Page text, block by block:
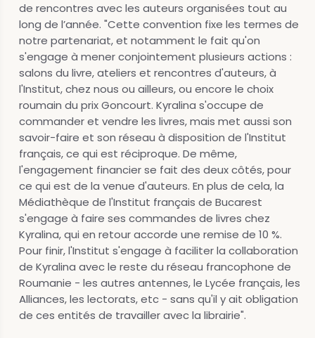
de rencontres avec les auteurs organisées tout au
long de l’année. "Cette convention fixe les termes de
notre partenariat, et notamment le fait qu'on
s'engage à mener conjointement plusieurs actions :
salons du livre, ateliers et rencontres d'auteurs, à
l'Institut, chez nous ou ailleurs, ou encore le choix
roumain du prix Goncourt. Kyralina s'occupe de
commander et vendre les livres, mais met aussi son
savoir-faire et son réseau à disposition de l'Institut
français, ce qui est réciproque. De même,
l'engagement financier se fait des deux côtés, pour
ce qui est de la venue d'auteurs. En plus de cela, la
Médiathèque de l'Institut français de Bucarest
s'engage à faire ses commandes de livres chez
Kyralina, qui en retour accorde une remise de 10 %.
Pour finir, l'Institut s'engage à faciliter la collaboration
de Kyralina avec le reste du réseau francophone de
Roumanie - les autres antennes, le Lycée français, les
Alliances, les lectorats, etc - sans qu'il y ait obligation
de ces entités de travailler avec la librairie".